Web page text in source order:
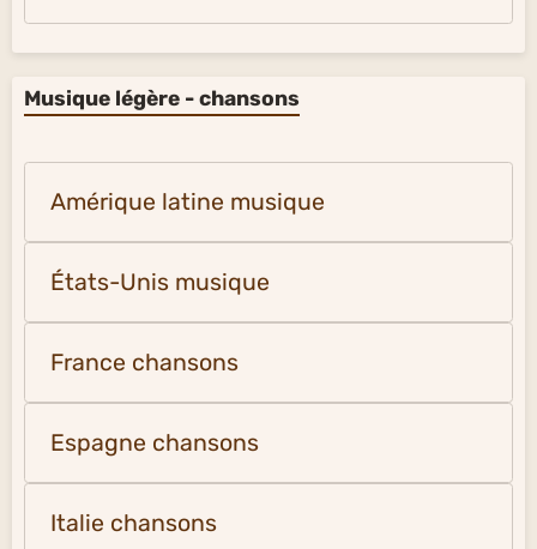
Musique légère - chansons
Amérique latine musique
États-Unis musique
France chansons
Espagne chansons
Italie chansons